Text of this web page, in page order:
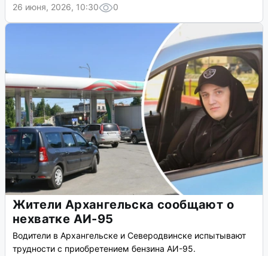
26 июня, 2026, 10:30
0
Жители Архангельска сообщают о
нехватке АИ-95
Водители в Архангельске и Северодвинске испытывают
трудности с приобретением бензина АИ-95.